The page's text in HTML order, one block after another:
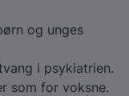
og unges
i psykiatrien.
som for voksne.